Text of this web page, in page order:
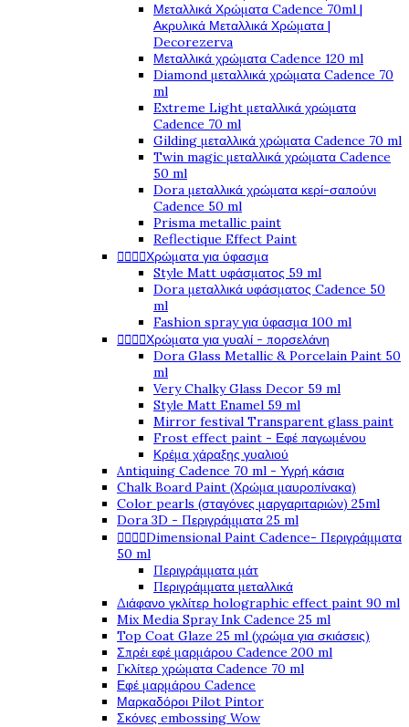
Μεταλλικά Χρώματα Cadence 70ml |
Ακρυλικά Μεταλλικά Χρώματα |
Decorezerva
Μεταλλικά χρώματα Cadence 120 ml
Diamond μεταλλικά χρώματα Cadence 70
ml
Extreme Light μεταλλικά χρώματα
Cadence 70 ml
Gilding μεταλλικά χρώματα Cadence 70 ml
Twin magic μεταλλικά χρώματα Cadence
50 ml
Dora μεταλλικά χρώματα κερί-σαπούνι
Cadence 50 ml
Prisma metallic paint
Reflectique Effect Paint
Χρώματα για ύφασμα
Style Matt υφάσματος 59 ml
Dora μεταλλικά υφάσματος Cadence 50
ml
Fashion spray για ύφασμα 100 ml
Χρώματα για γυαλί - πορσελάνη
Dora Glass Metallic & Porcelain Paint 50
ml
Very Chalky Glass Decor 59 ml
Style Matt Enamel 59 ml
Mirror festival Transparent glass paint
Frost effect paint - Εφέ παγωμένου
Κρέμα χάραξης γυαλιού
Antiquing Cadence 70 ml - Υγρή κάσια
Chalk Board Paint (Χρώμα μαυροπίνακα)
Color pearls (σταγόνες μαργαριταριών) 25ml
Dora 3D - Περιγράμματα 25 ml
Dimensional Paint Cadence- Περιγράμματα
50 ml
Περιγράμματα μάτ
Περιγράμματα μεταλλικά
Διάφανο γκλίτερ holographic effect paint 90 ml
Mix Media Spray Ink Cadence 25 ml
Top Coat Glaze 25 ml (χρώμα για σκιάσεις)
Σπρέι εφέ μαρμάρου Cadence 200 ml
Γκλίτερ χρώματα Cadence 70 ml
Εφέ μαρμάρου Cadence
Μαρκαδόροι Pilot Pintor
Σκόνες embossing Wow